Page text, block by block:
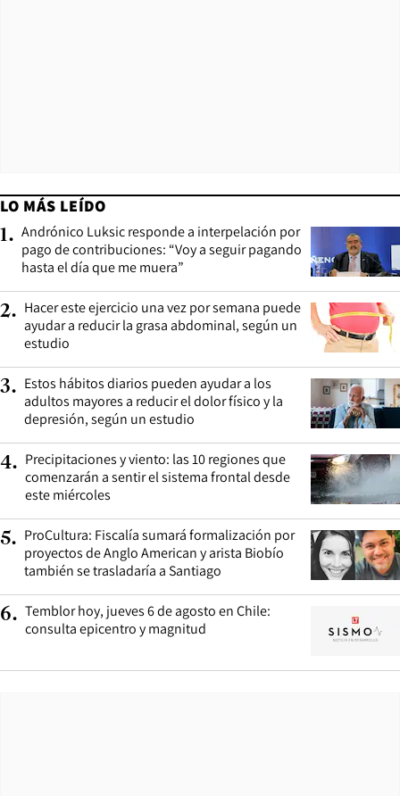
LO MÁS LEÍDO
1. Andrónico Luksic responde a interpelación por
pago de contribuciones: “Voy a seguir pagando
hasta el día que me muera”
2. Hacer este ejercicio una vez por semana puede
ayudar a reducir la grasa abdominal, según un
estudio
3. Estos hábitos diarios pueden ayudar a los
adultos mayores a reducir el dolor físico y la
depresión, según un estudio
4. Precipitaciones y viento: las 10 regiones que
comenzarán a sentir el sistema frontal desde
este miércoles
5. ProCultura: Fiscalía sumará formalización por
proyectos de Anglo American y arista Biobío
también se trasladaría a Santiago
6. Temblor hoy, jueves 6 de agosto en Chile:
consulta epicentro y magnitud